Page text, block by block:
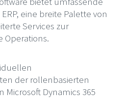
eine breite Palette von
Services zur
Operations.
der rollenbasierten
Microsoft Dynamics 365